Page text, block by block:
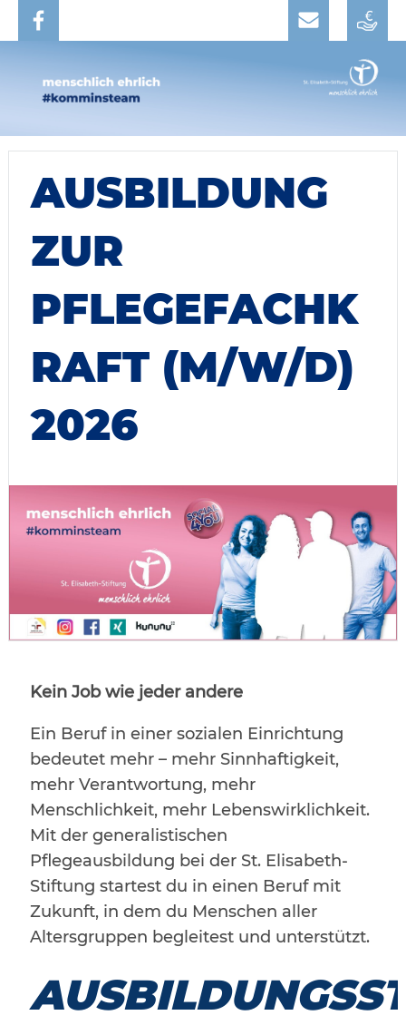
AUSBILDUNG
ZUR
PFLEGEFACHK
RAFT (M/W/D)
2026
Kein Job wie jeder andere
Ein Beruf in einer sozialen Einrichtung
bedeutet mehr – mehr Sinnhaftigkeit,
mehr Verantwortung, mehr
Menschlichkeit, mehr Lebenswirklichkeit.
Mit der generalistischen
Pflegeausbildung bei der St. Elisabeth-
Stiftung startest du in einen Beruf mit
Zukunft, in dem du Menschen aller
Altersgruppen begleitest und unterstützt.